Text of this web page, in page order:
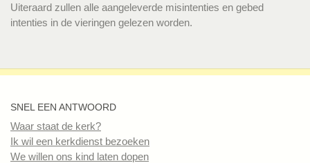
Uiteraard zullen alle aangeleverde misintenties en gebed
intenties in de vieringen gelezen worden.
SNEL EEN ANTWOORD
Waar staat de kerk?
Ik wil een kerkdienst bezoeken
We willen ons kind laten dopen